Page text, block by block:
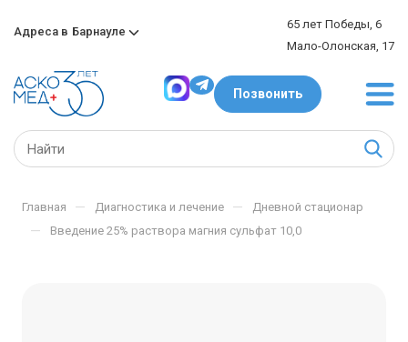
Адреса в Барнауле
65 лет Победы, 6
Мало-Олонская, 17
Позвонить
Главная — Диагностика и лечение — Дневной стационар
— Введение 25% раствора магния сульфат 10,0